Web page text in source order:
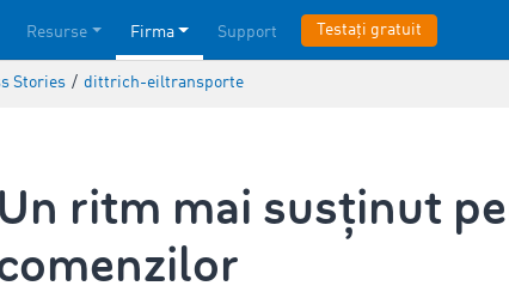
Resurse Firma Support Testați gratuit
Stories / dittrich-eiltransporte
Un ritm mai susținut